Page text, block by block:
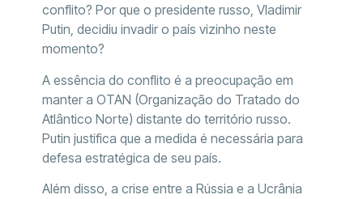
conflito? Por que o presidente russo, Vladimir
Putin, decidiu invadir o país vizinho neste
momento?
A essência do conflito é a preocupação em
manter a OTAN (Organização do Tratado do
Atlântico Norte) distante do território russo.
Putin justifica que a medida é necessária para
defesa estratégica de seu país.
Além disso, a crise entre a Rússia e a Ucrânia